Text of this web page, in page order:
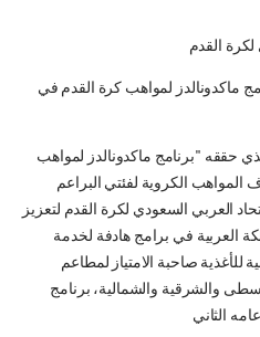
القدم
ماكدونالدز لمواهب كرة القدم في
بعد النجاح الذي حققه "برنامج ماكدونالدز لمواهب
باكتشاف المواهب الكروية لفئتي البراعم
العربي السعودي لكرة القدم لتعزيز
العربية في برامج هادفة لخدمة
للأغذية صاحبة الامتياز لمطاعم
والشرقية والشمالية، برنامج